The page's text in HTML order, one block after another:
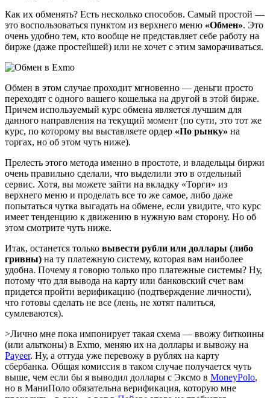
Как их обменять? Есть несколько способов. Самый простой —
это воспользоваться пунктом из верхнего меню «Обмен». Это
очень удобно тем, кто вообще не представляет себе работу на
бирже (даже простейшей) или не хочет с этим заморачиваться.
Обмен в этом случае проходит мгновенно — деньги просто
переходят с одного вашего кошелька на другой в этой бирже.
Причем используемый курс обмена является лучшим для
данного направления на текущий момент (по сути, это тот же
курс, по которому вы выставляете ордер «По рынку» на
торгах, но об этом чуть ниже).
Прелесть этого метода именно в простоте, и владельцы биржи
очень правильно сделали, что выделили это в отдельный
сервис. Хотя, вы можете зайти на вкладку «Торги» из
верхнего меню и проделать все то же самое, либо даже
попытаться чутка выгадать на обмене, если увидите, что курс
имеет тенденцию к движению в нужную вам сторону. Но об
этом смотрите чуть ниже.
Итак, останется только вывести рубли или доллары (либо
гривны) на ту платежную систему, которая вам наиболее
удобна. Почему я говорю только про платежные системы? Ну,
потому что для вывода на карту или банковский счет вам
придется пройти верификацию (подтверждение личности),
что готовы сделать не все (лень, не хотят палиться,
сумлеваются).
>Лично мне пока импонирует такая схема — ввожу биткоины
(или альтконы) в Exmo, меняю их на доллары и вывожу на
Payeer. Ну, а оттуда уже перевожу в рублях на карту
сбербанка. Общая комиссия в таком случае получается чуть
выше, чем если бы я выводил доллары с Эксмо в MoneyPolo,
но в МаниПоло обязательна верификация, которую мне